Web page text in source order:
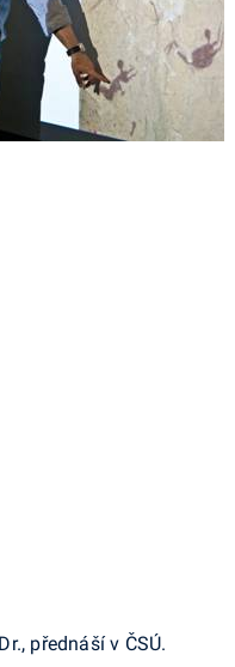
přednáší v ČSÚ.